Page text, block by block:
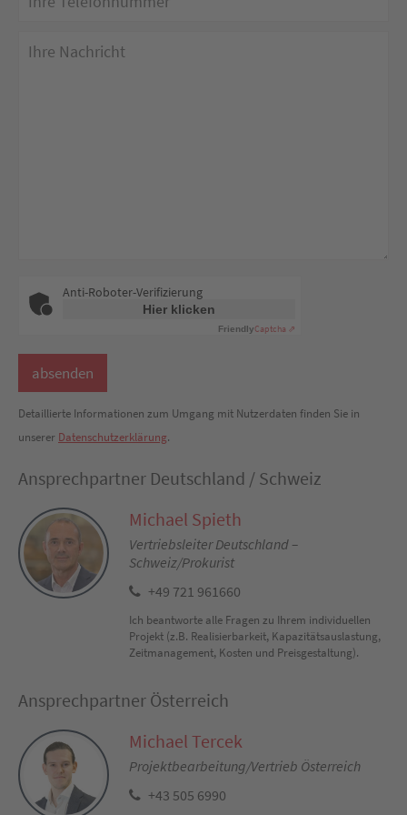
Anti-Roboter-Verifizierung
Hier klicken
FriendlyCaptcha ⇗
Detaillierte Informationen zum Umgang mit Nutzerdaten finden Sie in
unserer Datenschutzerklärung.
Ansprechpartner Deutschland / Schweiz
Michael Spieth
Vertriebsleiter Deutschland –
Schweiz/Prokurist
+49 721 961660
Ich beantworte alle Fragen zu Ihrem individuellen
Projekt (z.B. Realisierbarkeit, Kapazitätsauslastung,
Zeitmanagement, Kosten und Preisgestaltung).
Ansprechpartner Österreich
Michael Tercek
Projektbearbeitung/Vertrieb Österreich
+43 505 6990